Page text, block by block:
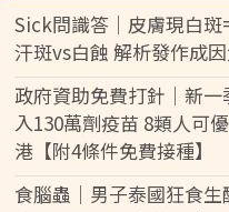
Sick問識答｜皮膚現白
汗斑vs白蝕 解析發作成
政府資助免費打針｜新
入130萬劑疫苗 8類人可
港【附4條件免費接種】
食腦蟲｜男子泰國狂食